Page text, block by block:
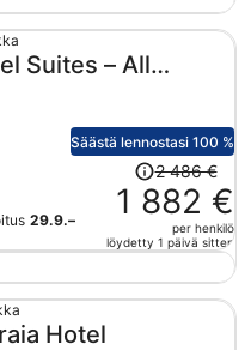
nyt
per
Suites – All
Säästä lennostasi 100 %
29.9.–
Hinta
oli
2 486 €,
hinta
nyt
2 486 €
1 882 €
per henkilö
löydetty 1 päivä sitten
Hotel